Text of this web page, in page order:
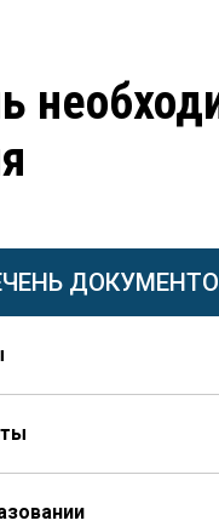
в паспорте не совпадает с
стажа, не внесенного